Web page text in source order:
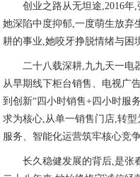
创业之路从无坦途,2016
她深陷中度抑郁,一度萌生放弃
耕的事业,她咬牙挣脱情绪与困
二十八载深耕,九九天一电
从早期线下柜台销售、电视广
到创新“四小时销售+四小时服
求为核心,从单一销售门店,转
服务、智能化运营筑牢核心竞争
长久稳健发展的背后,是张